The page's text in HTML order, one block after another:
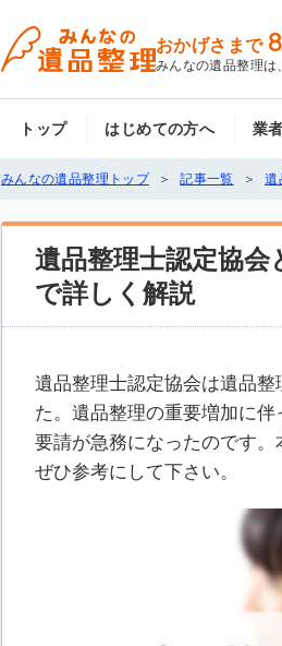
おかげさまで 8
みんなの遺品整理は
トップ はじめての方へ 業
みんなの遺品整理トップ 記事一覧 遺
遺品整理士認定協会
で詳しく解説
遺品整理士認定協会は遺品
た。遺品整理の重要増加に
要請が急務になったのです。
ぜひ参考にして下さい。